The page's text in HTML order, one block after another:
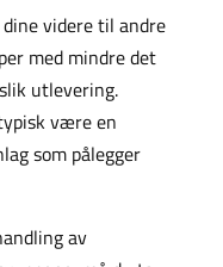
videre til andre
med mindre det
utlevering.
være en
som pålegger
av